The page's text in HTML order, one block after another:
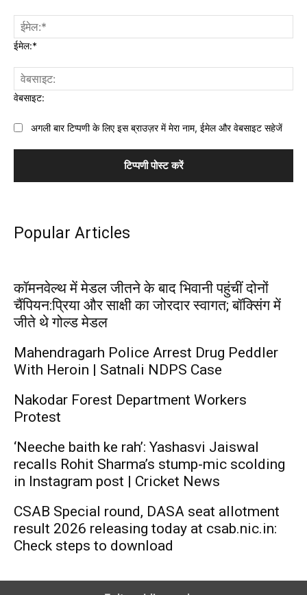
ईमेल:*
वेबसाइट:
अगली बार टिप्पणी के लिए इस ब्राउज़र में मेरा नाम, ईमेल और वेबसाइट सहेजें
Popular Articles
कॉमनवेल्थ में मेडल जीतने के बाद भिवानी पहुंचीं दोनों
चैंपियन:प्रिया और साक्षी का जोरदार स्वागत; बॉक्सिंग में
जीते थे गोल्ड मेडल
Mahendragarh Police Arrest Drug Peddler
With Heroin | Satnali NDPS Case
Nakodar Forest Department Workers
Protest
‘Neeche baith ke rah’: Yashasvi Jaiswal
recalls Rohit Sharma’s stump-mic scolding
in Instagram post | Cricket News
CSAB Special round, DASA seat allotment
result 2026 releasing today at csab.nic.in:
Check steps to download